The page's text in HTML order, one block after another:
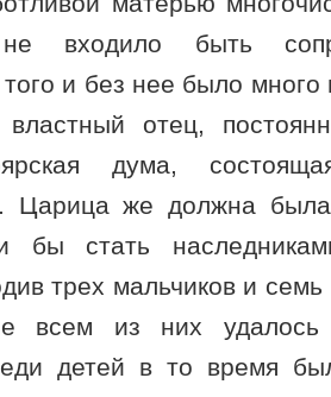
не входило быть
и без нее было
отец,
дума,
Царица же должна
бы стать
трех мальчиков и
всем из них удалось
детей в то время